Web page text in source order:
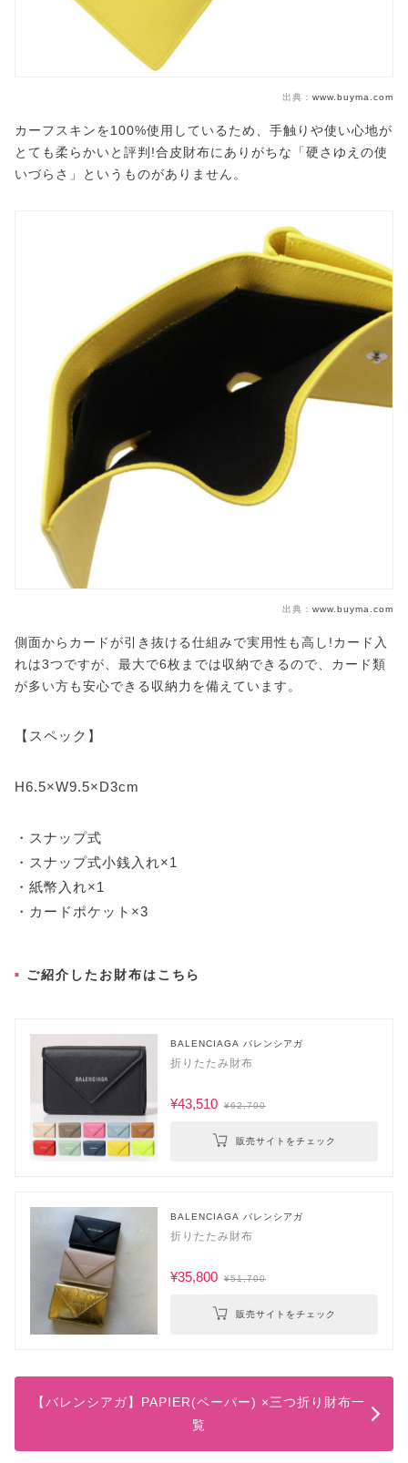
出典： www.buyma.com
カーフスキンを100%使用しているため、手触りや使い心地が
とても柔らかいと評判!合皮財布にありがちな「硬さゆえの使
いづらさ」というものがありません。
出典： www.buyma.com
側面からカードが引き抜ける仕組みで実用性も高し!カード入
れは3つですが、最大で6枚までは収納できるので、カード類
が多い方も安心できる収納力を備えています。
【スペック】
H6.5×W9.5×D3cm
・スナップ式
・スナップ式小銭入れ×1
・紙幣入れ×1
・カードポケット×3
ご紹介したお財布はこちら
BALENCIAGA バレンシアガ
折りたたみ財布
¥43,510 ¥62,700
販売サイトをチェック
BALENCIAGA バレンシアガ
折りたたみ財布
¥35,800 ¥51,700
販売サイトをチェック
【バレンシアガ】PAPIER(ペーパー) ×三つ折り財布一
覧